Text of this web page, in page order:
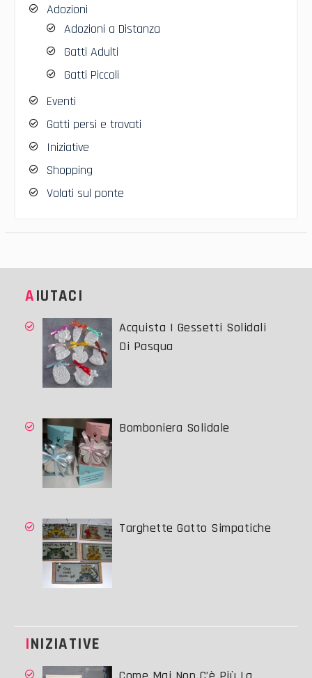
Adozioni
Adozioni a Distanza
Gatti Adulti
Gatti Piccoli
Eventi
Gatti persi e trovati
Iniziative
Shopping
Volati sul ponte
AIUTACI
Acquista I Gessetti Solidali
Di Pasqua
Bomboniera Solidale
Targhette Gatto Simpatiche
INIZIATIVE